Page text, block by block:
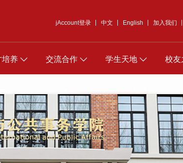
jAccount登录 中文 English 加入我们
培养 交流合作 学生天地 校友